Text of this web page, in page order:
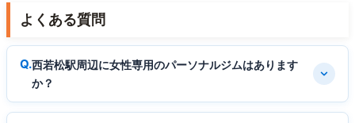
よくある質問
西若松駅周辺に女性専用のパーソナルジムはあります
か？